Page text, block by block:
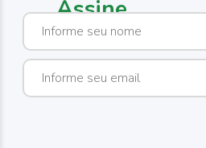
Assine
nossa
newsletter